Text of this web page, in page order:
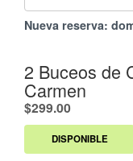
Nueva reserva:
2 Buceos de
Carmen
$299.00.
DISPONIBLE